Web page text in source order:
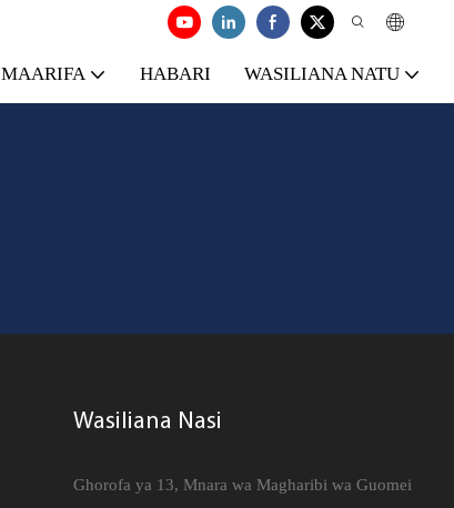
MAARIFA HABARI WASILIANA NATU
Wasiliana Nasi
Ghorofa ya 13, Mnara wa Magharibi wa Guomei